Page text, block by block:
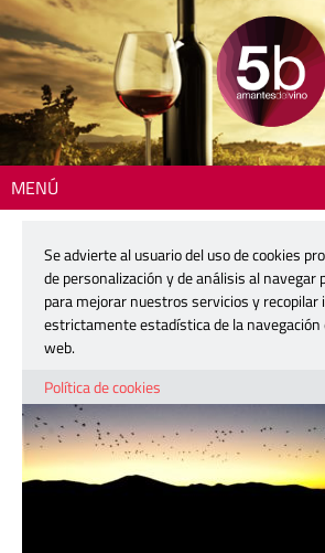
MENÚ
quinta-de-aves-02
27 noviembre, 2018
Se advierte al usuario del uso de cookies
de personalización y de análisis al navegar
para mejorar nuestros servicios y
estrictamente estadística de la
web.
Política de cookies